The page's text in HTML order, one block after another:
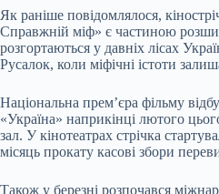
Як раніше повідомлялося,
Справжній міф» є частиною
розгортаються у давніх лісах
Русалок, коли міфічні істоти
Національна прем’єра фільму
«Україна» наприкінці лютого
зал. У кінотеатрах стрічка
місяць прокату касові збори
Також у березні розпочався